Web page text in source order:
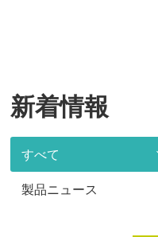
新着情報
すべて
製品ニュース